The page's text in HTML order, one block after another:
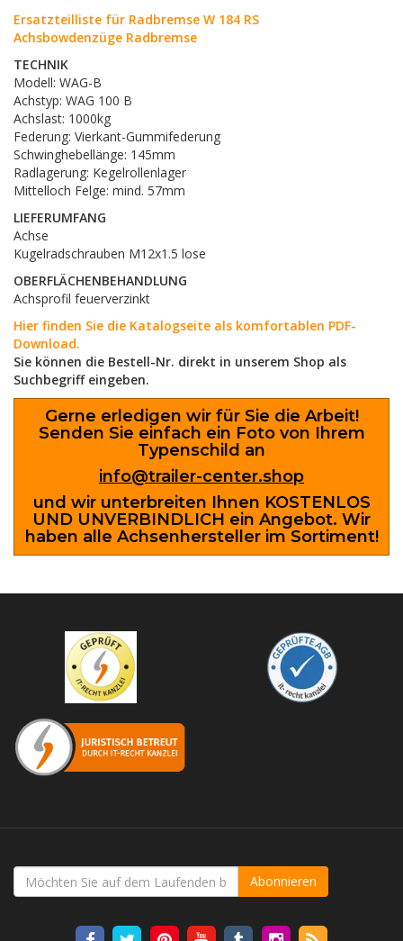
Ersatzteilliste für Radbremse W 184 RS
Achsbowdenzüge Radbremse
TECHNIK
Modell: WAG-B
Achstyp: WAG 100 B
Achslast: 1000kg
Federung: Vierkant-Gummifederung
Schwinghebellänge: 145mm
Radlagerung: Kegelrollenlager
Mittelloch Felge: mind. 57mm
LIEFERUMFANG
Achse
Kugelradschrauben M12x1.5 lose
OBERFLÄCHENBEHANDLUNG
Achsprofil feuerverzinkt
Hier finden Sie die Katalogseite als komfortablen PDF-
Download.
Sie können die Bestell-Nr. direkt in unserem Shop als
Suchbegriff eingeben.
Gerne erledigen wir für Sie die Arbeit!
Senden Sie einfach ein Foto von Ihrem
Typenschild an
info@trailer-center.shop
und wir unterbreiten Ihnen KOSTENLOS
UND UNVERBINDLICH ein Angebot. Wir
haben alle Achsenhersteller im Sortiment!
Abonnieren